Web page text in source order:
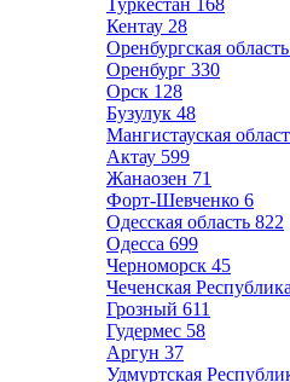
Туркестан 168
Кентау 28
Оренбургская область
Оренбург 330
Орск 128
Бузулук 48
Мангистауская
Актау 599
Жанаозен 71
Форт-Шевченко 6
Одесская область 822
Одесса 699
Черноморск 45
Чеченская Республика
Грозный 611
Гудермес 58
Аргун 37
Удмуртская